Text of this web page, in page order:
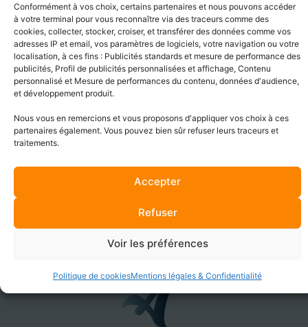
Conformément à vos choix, certains partenaires et nous pouvons accéder
à votre terminal pour vous reconnaître via des traceurs comme des
cookies, collecter, stocker, croiser, et transférer des données comme vos
adresses IP et email, vos paramètres de logiciels, votre navigation ou votre
localisation, à ces fins : Publicités standards et mesure de performance des
publicités, Profil de publicités personnalisées et affichage, Contenu
personnalisé et Mesure de performances du contenu, données d'audience,
et développement produit.
Nous vous en remercions et vous proposons d'appliquer vos choix à ces
partenaires également. Vous pouvez bien sûr refuser leurs traceurs et
traitements.
Accepter
Refuser
Voir les préférences
Politique de cookiesMentions légales & Confidentialité
Formulaire
de contact
Les clients
Parlent de nous